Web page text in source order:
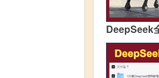
DeepSeek